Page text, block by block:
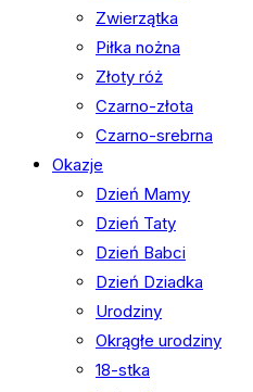
Zwierzątka
Piłka nożna
Złoty róż
Czarno-złota
Czarno-srebrna
Okazje
Dzień Mamy
Dzień Taty
Dzień Babci
Dzień Dziadka
Urodziny
Okrągłe urodziny
18-stka